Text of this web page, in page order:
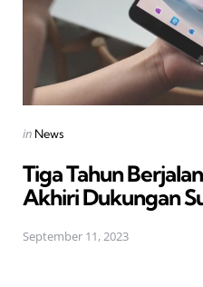
Posted
in News
Tiga Tahun
Akhiri Dukungan
September 11, 2023